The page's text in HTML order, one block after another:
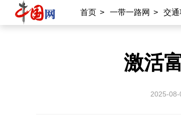
首页 > 一带一路网 > 交通
激活
2025-08-